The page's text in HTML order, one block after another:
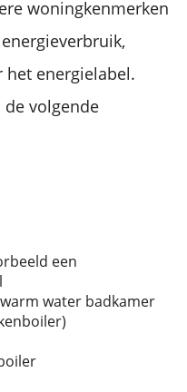
woningkenmerken
het energielabel.
volgende
een
water badkamer